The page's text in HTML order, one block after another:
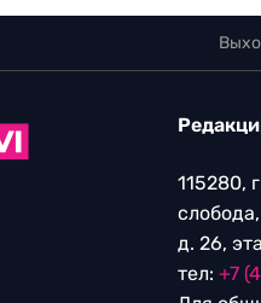
115280,
слобода,
д. 26,
тел: +7